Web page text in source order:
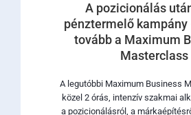
A pozicionálás
pénztermelő kampány
tovább a Maximum
Masterclass
A legutóbbi Maximum Business
közel 2 órás, intenzív szakmai
a pozicionálásról, a